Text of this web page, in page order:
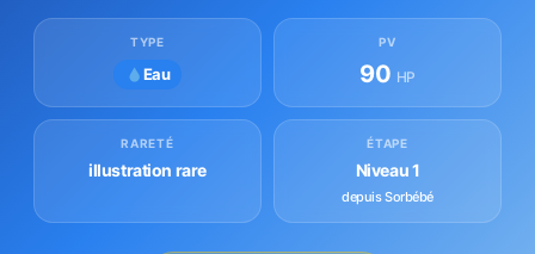
TYPE
Eau
PV
90 HP
RARETÉ
illustration rare
ÉTAPE
Niveau 1
depuis Sorbébé